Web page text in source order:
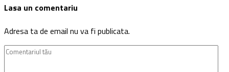
Lasa un comentariu
Adresa ta de email nu va fi publicata.